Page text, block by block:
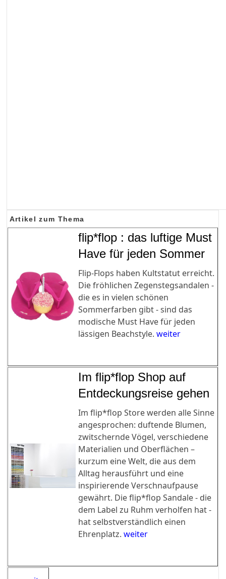
Artikel zum Thema
flip*flop : das luftige Must
Have für jeden Sommer
Flip-Flops haben Kultstatut erreicht.
Die fröhlichen Zegenstegsandalen -
die es in vielen schönen
Sommerfarben gibt - sind das
modische Must Have für jeden
lässigen Beachstyle. weiter
Im flip*flop Shop auf
Entdeckungsreise gehen
Im flip*flop Store werden alle Sinne
angesprochen: duftende Blumen,
zwitschernde Vögel, verschiedene
Materialien und Oberflächen –
kurzum eine Welt, die aus dem
Alltag herausführt und eine
inspirierende Verschnaufpause
gewährt. Die flip*flop Sandale - die
dem Label zu Ruhm verholfen hat -
hat selbstverständlich einen
Ehrenplatz.weiter